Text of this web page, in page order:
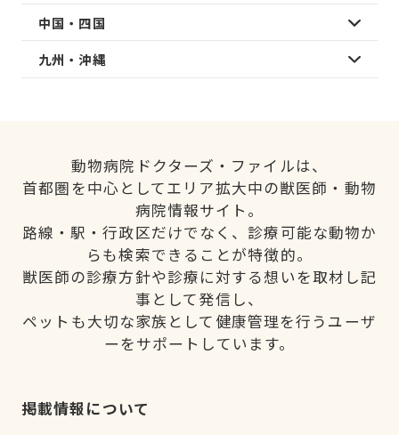
中国・四国
九州・沖縄
動物病院ドクターズ・ファイルは、
首都圏を中心としてエリア拡大中の獣医師・動物
病院情報サイト。
路線・駅・行政区だけでなく、診療可能な動物か
らも検索できることが特徴的。
獣医師の診療方針や診療に対する想いを取材し記
事として発信し、
ペットも大切な家族として健康管理を行うユーザ
ーをサポートしています。
掲載情報について